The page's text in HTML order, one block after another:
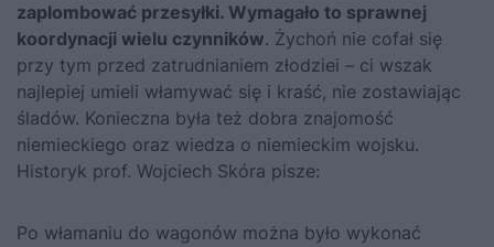
zaplombować przesyłki. Wymagało to sprawnej
koordynacji wielu czynników. Żychoń nie cofał się
przy tym przed zatrudnianiem złodziei – ci wszak
najlepiej umieli włamywać się i kraść, nie zostawiając
śladów. Konieczna była też dobra znajomość
niemieckiego oraz wiedza o niemieckim wojsku.
Historyk prof. Wojciech Skóra pisze:
Po włamaniu do wagonów można było wykonać